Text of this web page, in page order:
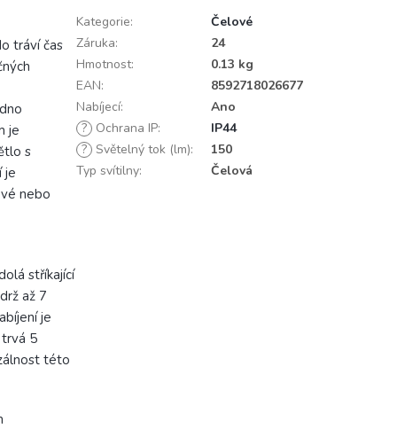
tráví čas
je
s
je
nebo
stříkající
až 7
je
5
této
Kategorie:
Čelové
Záruka:
24
Hmotnost:
0.13 kg
EAN:
8592718026677
Nabíjecí:
Ano
? Ochrana IP:
IP44
? Světelný tok (lm):
150
Typ svítilny: Čelová